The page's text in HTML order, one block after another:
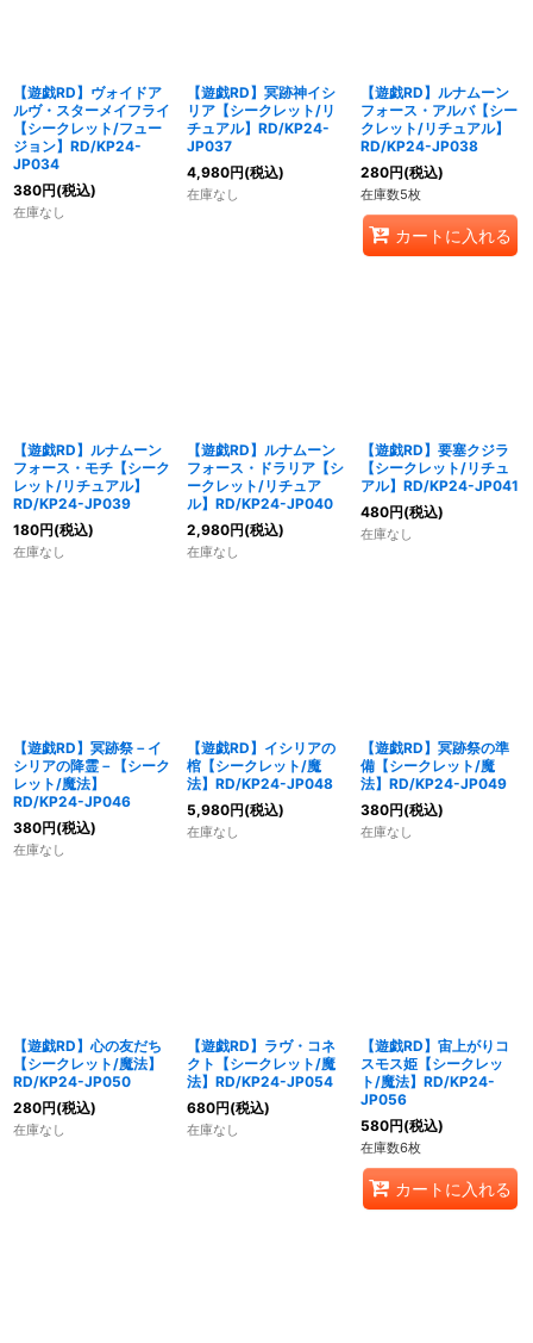
【遊戯RD】ヴォイドア
ルヴ・スターメイフライ
【シークレット/フュー
ジョン】RD/KP24-
JP034
380円(税込)
在庫なし
【遊戯RD】冥跡神イシ
リア【シークレット/リ
チュアル】RD/KP24-
JP037
4,980円(税込)
在庫なし
【遊戯RD】ルナムーン
フォース・アルバ【シー
クレット/リチュアル】
RD/KP24-JP038
280円(税込)
在庫数5枚
カートに入れる
【遊戯RD】ルナムーン
フォース・モチ【シーク
レット/リチュアル】
RD/KP24-JP039
180円(税込)
在庫なし
【遊戯RD】ルナムーン
フォース・ドラリア【シ
ークレット/リチュア
ル】RD/KP24-JP040
2,980円(税込)
在庫なし
【遊戯RD】要塞クジラ
【シークレット/リチュ
アル】RD/KP24-JP041
480円(税込)
在庫なし
【遊戯RD】冥跡祭－イ
シリアの降霊－【シーク
レット/魔法】
RD/KP24-JP046
380円(税込)
在庫なし
【遊戯RD】イシリアの
棺【シークレット/魔
法】RD/KP24-JP048
5,980円(税込)
在庫なし
【遊戯RD】冥跡祭の準
備【シークレット/魔
法】RD/KP24-JP049
380円(税込)
在庫なし
【遊戯RD】心の友だち
【シークレット/魔法】
RD/KP24-JP050
280円(税込)
在庫なし
【遊戯RD】ラヴ・コネ
クト【シークレット/魔
法】RD/KP24-JP054
680円(税込)
在庫なし
【遊戯RD】宙上がりコ
スモス姫【シークレッ
ト/魔法】RD/KP24-
JP056
580円(税込)
在庫数6枚
カートに入れる